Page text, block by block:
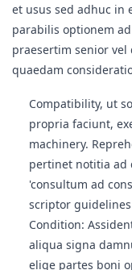
et usus sed adhuc in
parabilis optionem
praesertim senior
quaedam
Compatibility, ut
propria faciunt,
machinery.
pertinet notitia ad
'consultum ad
scriptor
Condition:
aliqua signa
elige partes boni